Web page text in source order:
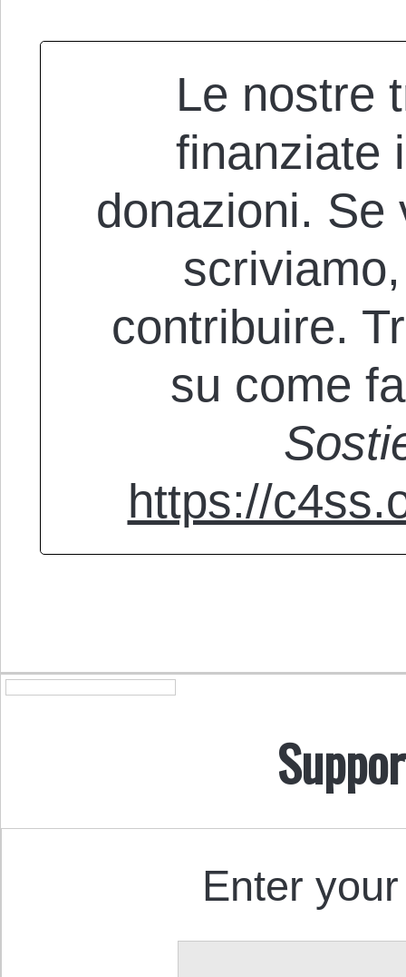
Le nostre
finanziate
donazioni. Se
contribuire.
su come
https://
Enter